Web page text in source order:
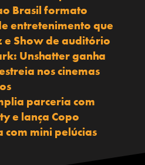
Brasil formato
entretenimento que
e Show de auditório
Unshatter ganha
nos cinemas
parceria com
e lança Copo
com mini pelúcias